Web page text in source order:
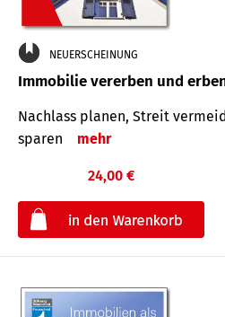
NEUERSCHEINUNG
Immobilie vererben und
Nachlass planen, Streit
sparen
mehr
24,00 €